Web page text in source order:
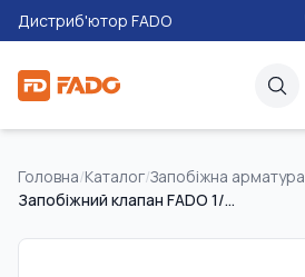
Дистриб'ютор FADO
Головна/Каталог/Запобіжна арматура
Запобіжний клапан FADO 1/2" 1.5 bar